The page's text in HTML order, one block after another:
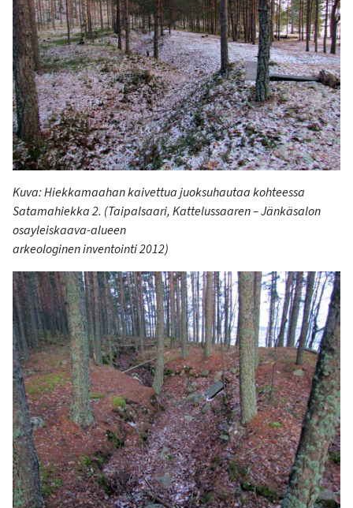
Kuva: Hiekkamaahan kaivettua juoksuhautaa kohteessa
Satamahiekka 2. (Taipalsaari, Kattelussaaren – Jänkäsalon
osayleiskaava-alueen
arkeologinen inventointi 2012)